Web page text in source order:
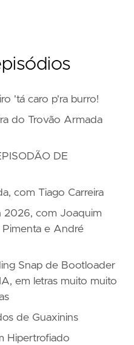
'tá caro p'ra burro!
do Trovão Armada
DE
com Tiago Carreira
2026, com Joaquim
Pimenta e André
Snap de Bootloader
em letras muito muito
de Guaxinins
Hipertrofiado